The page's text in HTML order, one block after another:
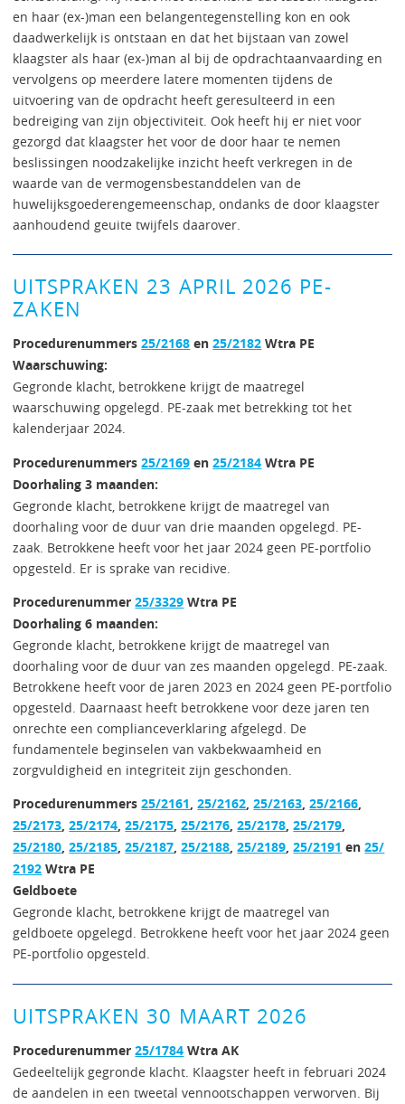
en haar (ex-)man een belangentegenstelling kon en ook
daadwerkelijk is ontstaan en dat het bijstaan van zowel
klaagster als haar (ex-)man al bij de opdrachtaanvaarding en
vervolgens op meerdere latere momenten tijdens de
uitvoering van de opdracht heeft geresulteerd in een
bedreiging van zijn objectiviteit. Ook heeft hij er niet voor
gezorgd dat klaagster het voor de door haar te nemen
beslissingen noodzakelijke inzicht heeft verkregen in de
waarde van de vermogensbestanddelen van de
huwelijksgoederengemeenschap, ondanks de door klaagster
aanhoudend geuite twijfels daarover.
UITSPRAKEN 23 APRIL 2026 PE-
ZAKEN
Procedurenummers25/2168 en25/2182 Wtra PE
Waarschuwing:
Gegronde klacht, betrokkene krijgt de maatregel
waarschuwing opgelegd. PE-zaak met betrekking tot het
kalenderjaar 2024.
Procedurenummers25/2169 en25/2184 Wtra PE
Doorhaling 3 maanden:
Gegronde klacht, betrokkene krijgt de maatregel van
doorhaling voor de duur van drie maanden opgelegd. PE-
zaak. Betrokkene heeft voor het jaar 2024 geen PE-portfolio
opgesteld. Er is sprake van recidive.
Procedurenummer25/3329 Wtra PE
Doorhaling 6 maanden:
Gegronde klacht, betrokkene krijgt de maatregel van
doorhaling voor de duur van zes maanden opgelegd. PE-zaak.
Betrokkene heeft voor de jaren 2023 en 2024 geen PE-portfolio
opgesteld. Daarnaast heeft betrokkene voor deze jaren ten
onrechte een complianceverklaring afgelegd. De
fundamentele beginselen van vakbekwaamheid en
zorgvuldigheid en integriteit zijn geschonden.
Procedurenummers25/2161,25/2162,25/2163,25/2166,
25/2173,25/2174,25/2175,25/2176,25/2178,25/2179,
25/2180,25/2185,25/2187,25/2188,25/2189,25/2191 en25/
2192 Wtra PE
Geldboete
Gegronde klacht, betrokkene krijgt de maatregel van
geldboete opgelegd. Betrokkene heeft voor het jaar 2024 geen
PE-portfolio opgesteld.
UITSPRAKEN 30 MAART 2026
Procedurenummer25/1784 Wtra AK
Gedeeltelijk gegronde klacht. Klaagster heeft in februari 2024
de aandelen in een tweetal vennootschappen verworven. Bij